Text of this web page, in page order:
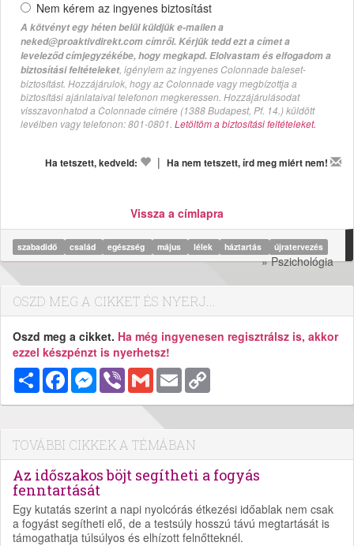
Nem kérem az ingyenes biztosítást
A kötvényt egy héten belül küldjük e-mailen a
neked@proaktivdirekt.com címről. Kérjük tedd ezt a címet a
leveleződ címjegyzékébe, hogy megkapd. Elolvastam és elfogadom a
biztosítási feltételeket, igénylem az ingyenes Colonnade baleset-
biztosítást. Hozzájárulok, hogy az Colonnade vagy megbízottja a
biztosítási ajánlataival telefonon megkeressen. Hozzájárulásodat
visszavonhatod a Colonnade címére (1388 Budapest, Pf. 14.) küldött
levélben vagy telefonon: 801-0801. Letöltöm a biztosítási feltételeket.
Ha tetszett, kedveld: | Ha nem tetszett, írd meg miért nem!
Vissza a címlapra
szabadidő család egészség május lélek háztartás újratervezés
» Pszichológia
OSZD MEG A CIKKET ÉS NYERJ...
Oszd meg a cikket. Ha még ingyenesen regisztrálsz is, akkor
ezzel készpénzt is nyerhetsz!
MegosztásFacebookMessenger
Viber Gmail Email
TOVÁBBI CIKKEK A TÉMÁBAN
Az időszakos böjt segítheti a fogyás
fenntartását
Egy kutatás szerint a napi nyolcórás étkezési időablak nem csak
a fogyást segítheti elő, de a testsúly hosszú távú megtartását is
támogathatja túlsúlyos és elhízott felnőtteknél.